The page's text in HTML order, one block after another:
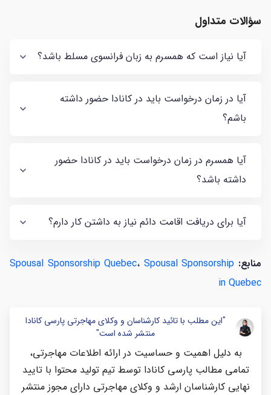
سؤالات متداول
آیا نیاز است که همسرم به زبان فرانسوی مسلط باشد؟
آیا در زمان درخواست باید در کانادا حضور داشته
باشم؟
آیا همسرم در زمان درخواست باید در کانادا حضور
داشته باشد؟
آیا برای دریافت اقامت دائم نیاز به داشتن کار دارم؟
منابع: Spousal Sponsorship Quebec، Spousal Sponsorship
in Quebec
"این مطلب با تائید کارشناسان و وکلای مهاجرتی پارسی کانادا
منتشر شده است"
به دلیل اهمیت و حساسیت در ارائه اطلاعات مهاجرتی،
تمامی مطالب پارسی کانادا توسط تیم تولید محتوا با تایید
نهایی کارشناسان ارشد و وکلای مهاجرتی دارای مجوز منتشر